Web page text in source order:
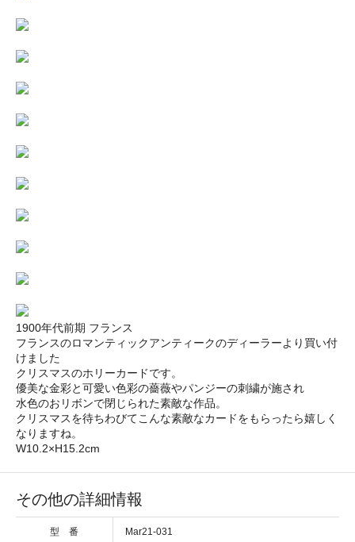
1900年代前期 フランス
フランスのロマンティックアンティークのディーラーより買い付
けました
クリスマスのホリーカードです。
優美な金彩と可愛い色彩の薔薇やパンジーの刺繍が施され
水色のおリボンで閉じられた素敵な作品。
クリスマスを待ちわびてこんな素敵なカードをもらったら嬉しく
なりますね。
W10.2×H15.2cm
その他の詳細情報
型 番 Mar21-031